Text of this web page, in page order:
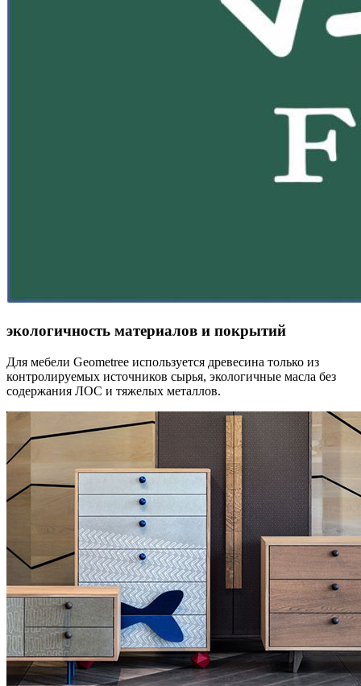
экологичность материалов и покрытий
Для мебели Geometree используется древесина только из
контролируемых источников сырья, экологичные масла без
содержания ЛОС и тяжелых металлов.